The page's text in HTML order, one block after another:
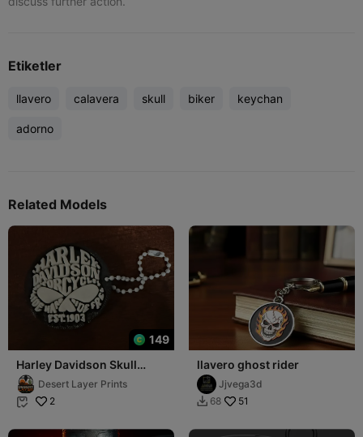
Etiketler
llavero calavera skull biker keychan
adorno
Related Models
149
Harley Davidson Skull
Keychain, Ride Hard, Ride
FreeDesert Layer Prints
 2
llavero ghost rider
Jjvega3d
 68 51